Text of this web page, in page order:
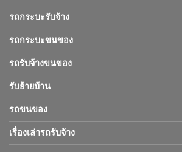
รถกระบะรับจ้าง
รถกระบะขนของ
รถรับจ้างขนของ
รับย้ายบ้าน
รถขนของ
เรื่องเล่ารถรับจ้าง